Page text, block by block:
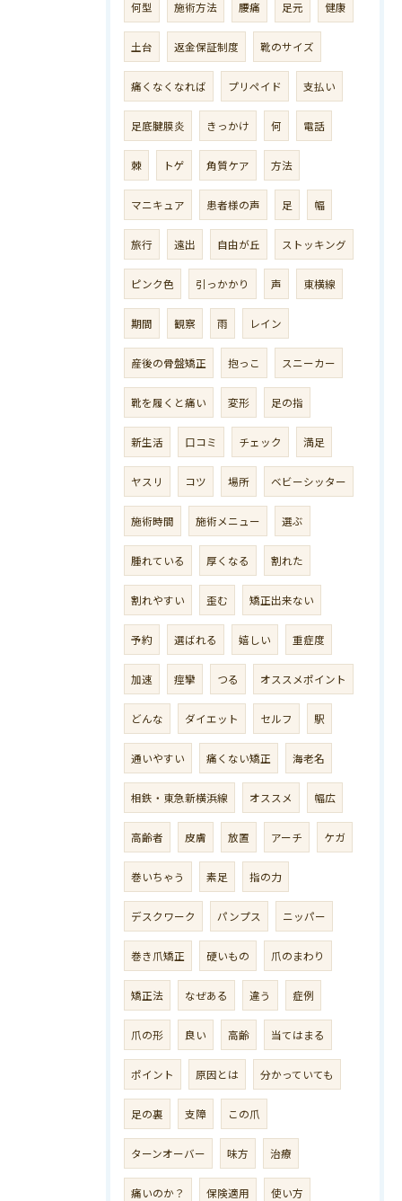
何型 施術方法 腰痛 足元 健康
土台 返金保証制度 靴のサイズ
痛くなくなれば プリペイド 支払い
足底腱膜炎 きっかけ 何 電話
棘 トゲ 角質ケア 方法
マニキュア 患者様の声 足 幅
旅行 遠出 自由が丘 ストッキング
ピンク色 引っかかり 声 東横線
期間 観察 雨 レイン
産後の骨盤矯正 抱っこ スニーカー
靴を履くと痛い 変形 足の指
新生活 口コミ チェック 満足
ヤスリ コツ 場所 ベビーシッター
施術時間 施術メニュー 選ぶ
腫れている 厚くなる 割れた
割れやすい 歪む 矯正出来ない
予約 選ばれる 嬉しい 重症度
加速 痙攣 つる オススメポイント
どんな ダイエット セルフ 駅
通いやすい 痛くない矯正 海老名
相鉄・東急新横浜線 オススメ 幅広
高齢者 皮膚 放置 アーチ ケガ
巻いちゃう 素足 指の力
デスクワーク パンプス ニッパー
巻き爪矯正 硬いもの 爪のまわり
矯正法 なぜある 違う 症例
爪の形 良い 高齢 当てはまる
ポイント 原因とは 分かっていても
足の裏 支障 この爪
ターンオーバー 味方 治療
痛いのか？ 保険適用 使い方